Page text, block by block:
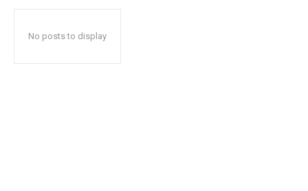
No posts to display